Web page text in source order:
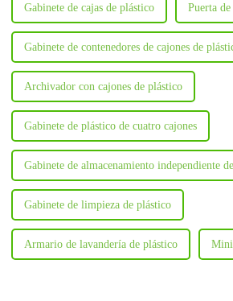
Gabinete de cajas de plástico Puerta
Gabinete de contenedores de cajones de
Archivador con cajones de plástico
Gabinete de plástico de cuatro cajones
Gabinete de almacenamiento independiente
Gabinete de limpieza de plástico
Armario de lavandería de plástico Mini